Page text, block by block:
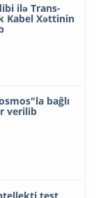
ilə Trans-
Kabel Xəttinin
bağlı
verilib
test